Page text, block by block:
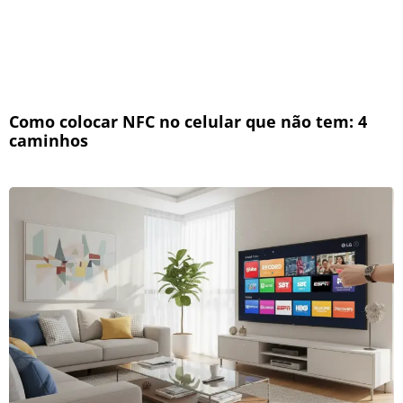
Como colocar NFC no celular que não tem: 4
caminhos